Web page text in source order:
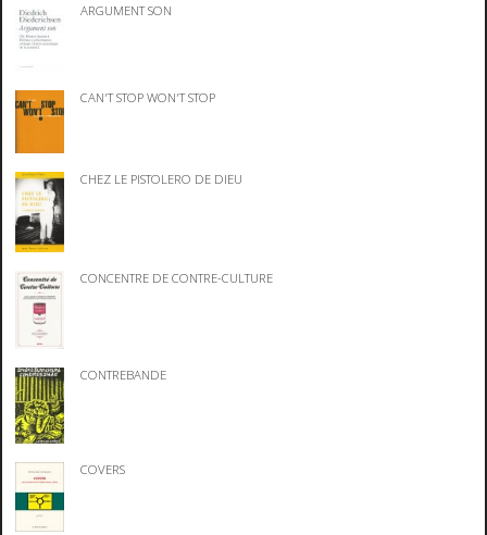
ARGUMENT SON
CAN'T STOP WON'T STOP
CHEZ LE PISTOLERO DE DIEU
CONCENTRE DE CONTRE-CULTURE
CONTREBANDE
COVERS